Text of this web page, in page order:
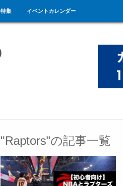
特集 イベントカレンダー
"Raptors"の記事一覧